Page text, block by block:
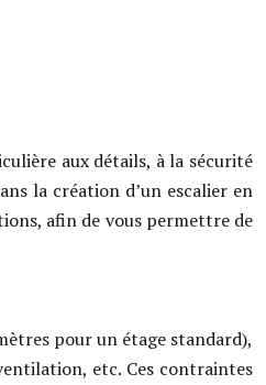
aux détails, à la sécurité
la création d’un escalier en
afin de vous permettre de
pour un étage standard),
etc. Ces contraintes